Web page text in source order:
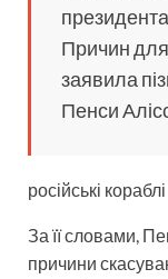
Причин
заявила
Пенси
російські кораблі
За її словами,
причини